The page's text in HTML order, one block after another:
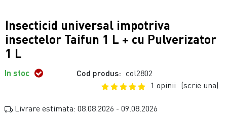
Insecticid universal impotriva
insectelor Taifun 1 L + cu Pulverizator
1 L
In stoc Cod produs: col2802
1 opinii (scrie una)
Livrare estimata: 08.08.2026 - 09.08.2026